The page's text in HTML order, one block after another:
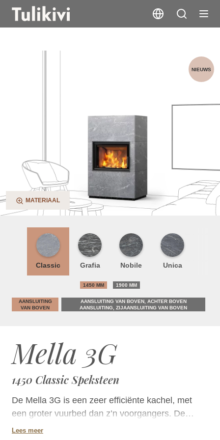
NIEUWS
MATERIAAL
Mella 3G
1450 Classic Speksteen
De Mella 3G is een zeer efficiënte kachel, met
een groter vuurbed dan z’n voorgangers. De
rustgevende sfeer van het vuur wordt door het
Lees meer
Classic Grafia Nobile Unica
1450 MM 1900 MM
AANSLUITING
VAN BOVEN
AANSLUITING VAN BOVEN, ACHTER BOVEN
AANSLUITING, ZIJAANSLUITING VAN BOVEN